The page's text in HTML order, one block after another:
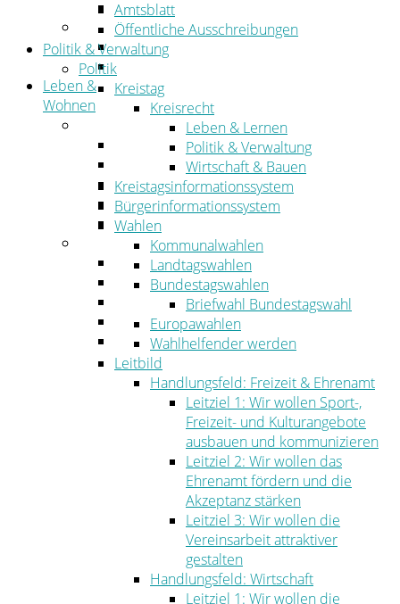
Landwirtschaft
Tourismus
Freizeit und Urlaub im Landkreis
Veranstaltungen
Leben &
Wohnen
Migration
Schulen, Bildung, Sport und Kultur
Soziales
Gesundheit
Jugend, Familie und Senioren
Bauen und Planen
Abfall
Umwelt
Ordnung
Amtsblatt
Öffentliche Ausschreibungen
Politik & Verwaltung
Politik
Kreistag
Kreisrecht
Leben & Lernen
Politik & Verwaltung
Wirtschaft & Bauen
Kreistagsinformationssystem
Bürgerinformationssystem
Wahlen
Kommunalwahlen
Landtagswahlen
Bundestagswahlen
Briefwahl Bundestagswahl
Europawahlen
Wahlhelfender werden
Leitbild
Handlungsfeld: Freizeit & Ehrenamt
Leitziel 1: Wir wollen Sport-,
Freizeit- und Kulturangebote
ausbauen und kommunizieren
Leitziel 2: Wir wollen das
Ehrenamt fördern und die
Akzeptanz stärken
Leitziel 3: Wir wollen die
Vereinsarbeit attraktiver
gestalten
Handlungsfeld: Wirtschaft
Leitziel 1: Wir wollen die